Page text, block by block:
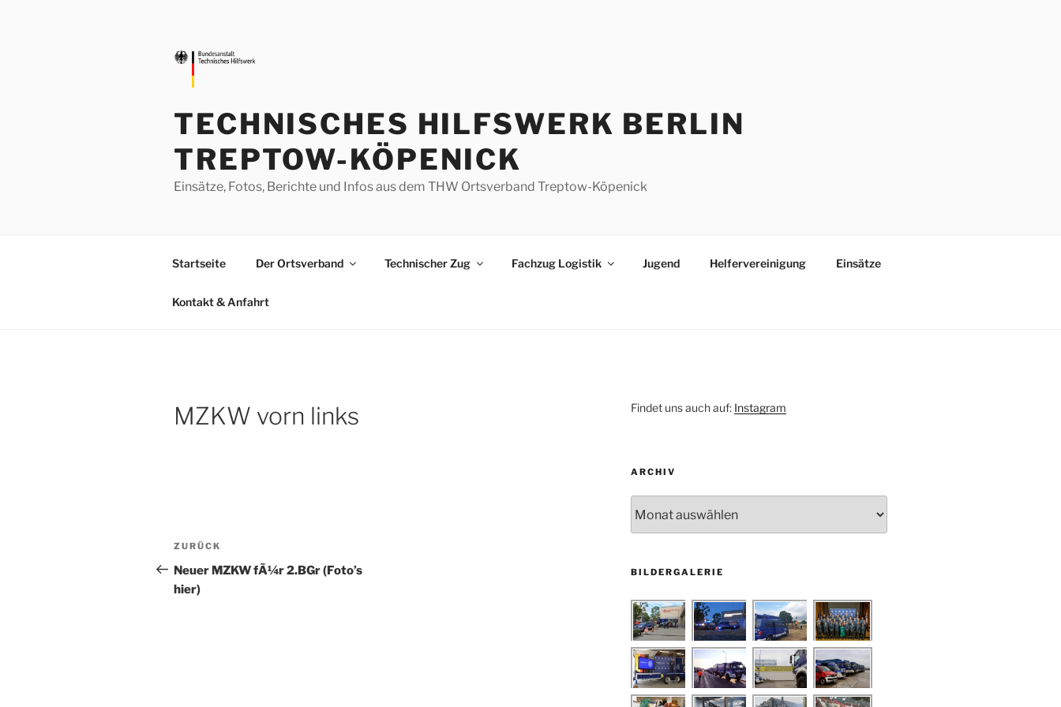
TECHNISCHES HILFSWERK BERLIN
TREPTOW-KÖPENICK
Einsätze, Fotos, Berichte und Infos aus dem THW Ortsverband Treptow-Köpenick
Startseite Der Ortsverband Technischer Zug Fachzug Logistik Jugend Helfervereinigung Einsätze
Kontakt & Anfahrt
MZKW vorn links
Beitragsnavigation
Vorheriger
Beitrag
ZURÜCK
Neuer MZKW fÃ¼r 2.BGr (Foto’s
hier)
Findet uns auch auf: Instagram
ARCHIV
BILDERGALERIE